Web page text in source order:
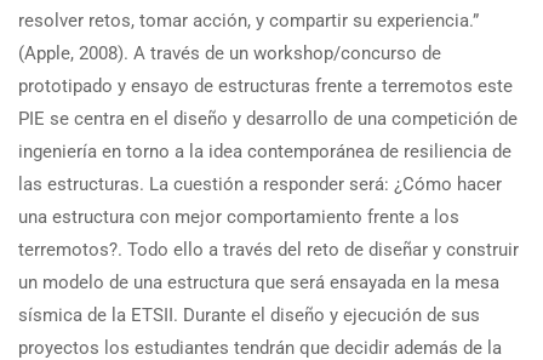
resolver retos, tomar acción, y compartir su experiencia.”
(Apple, 2008). A través de un workshop/concurso de
prototipado y ensayo de estructuras frente a terremotos este
PIE se centra en el diseño y desarrollo de una competición de
ingeniería en torno a la idea contemporánea de resiliencia de
las estructuras. La cuestión a responder será: ¿Cómo hacer
una estructura con mejor comportamiento frente a los
terremotos?. Todo ello a través del reto de diseñar y construir
un modelo de una estructura que será ensayada en la mesa
sísmica de la ETSII. Durante el diseño y ejecución de sus
proyectos los estudiantes tendrán que decidir además de la